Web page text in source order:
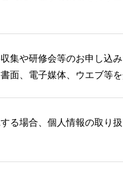
集や研修会等のお申し込
面、電子媒体、ウエブ等を
る場合、個人情報の取り